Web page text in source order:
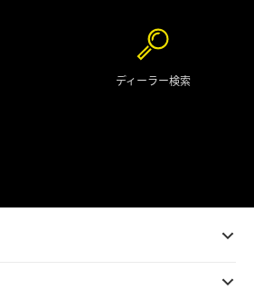
ディーラー検索